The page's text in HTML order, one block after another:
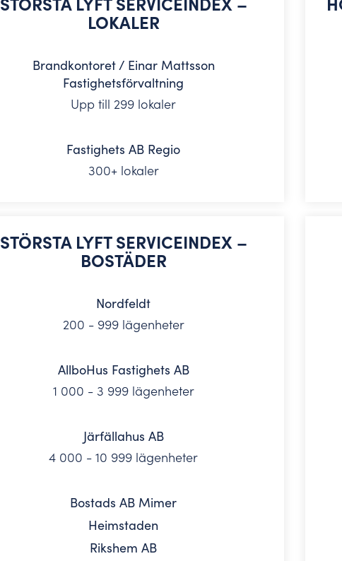
STÖRSTA LYFT SERVICEINDEX –
LOKALER
Brandkontoret / Einar Mattsson
Fastighetsförvaltning
Upp till 299 lokaler
Fastighets AB Regio
300+ lokaler
STÖRSTA LYFT SERVICEINDEX –
BOSTÄDER
Nordfeldt
200 - 999 lägenheter
AllboHus Fastighets AB
1 000 - 3 999 lägenheter
Järfällahus AB
4 000 - 10 999 lägenheter
Bostads AB Mimer
Heimstaden
Rikshem AB